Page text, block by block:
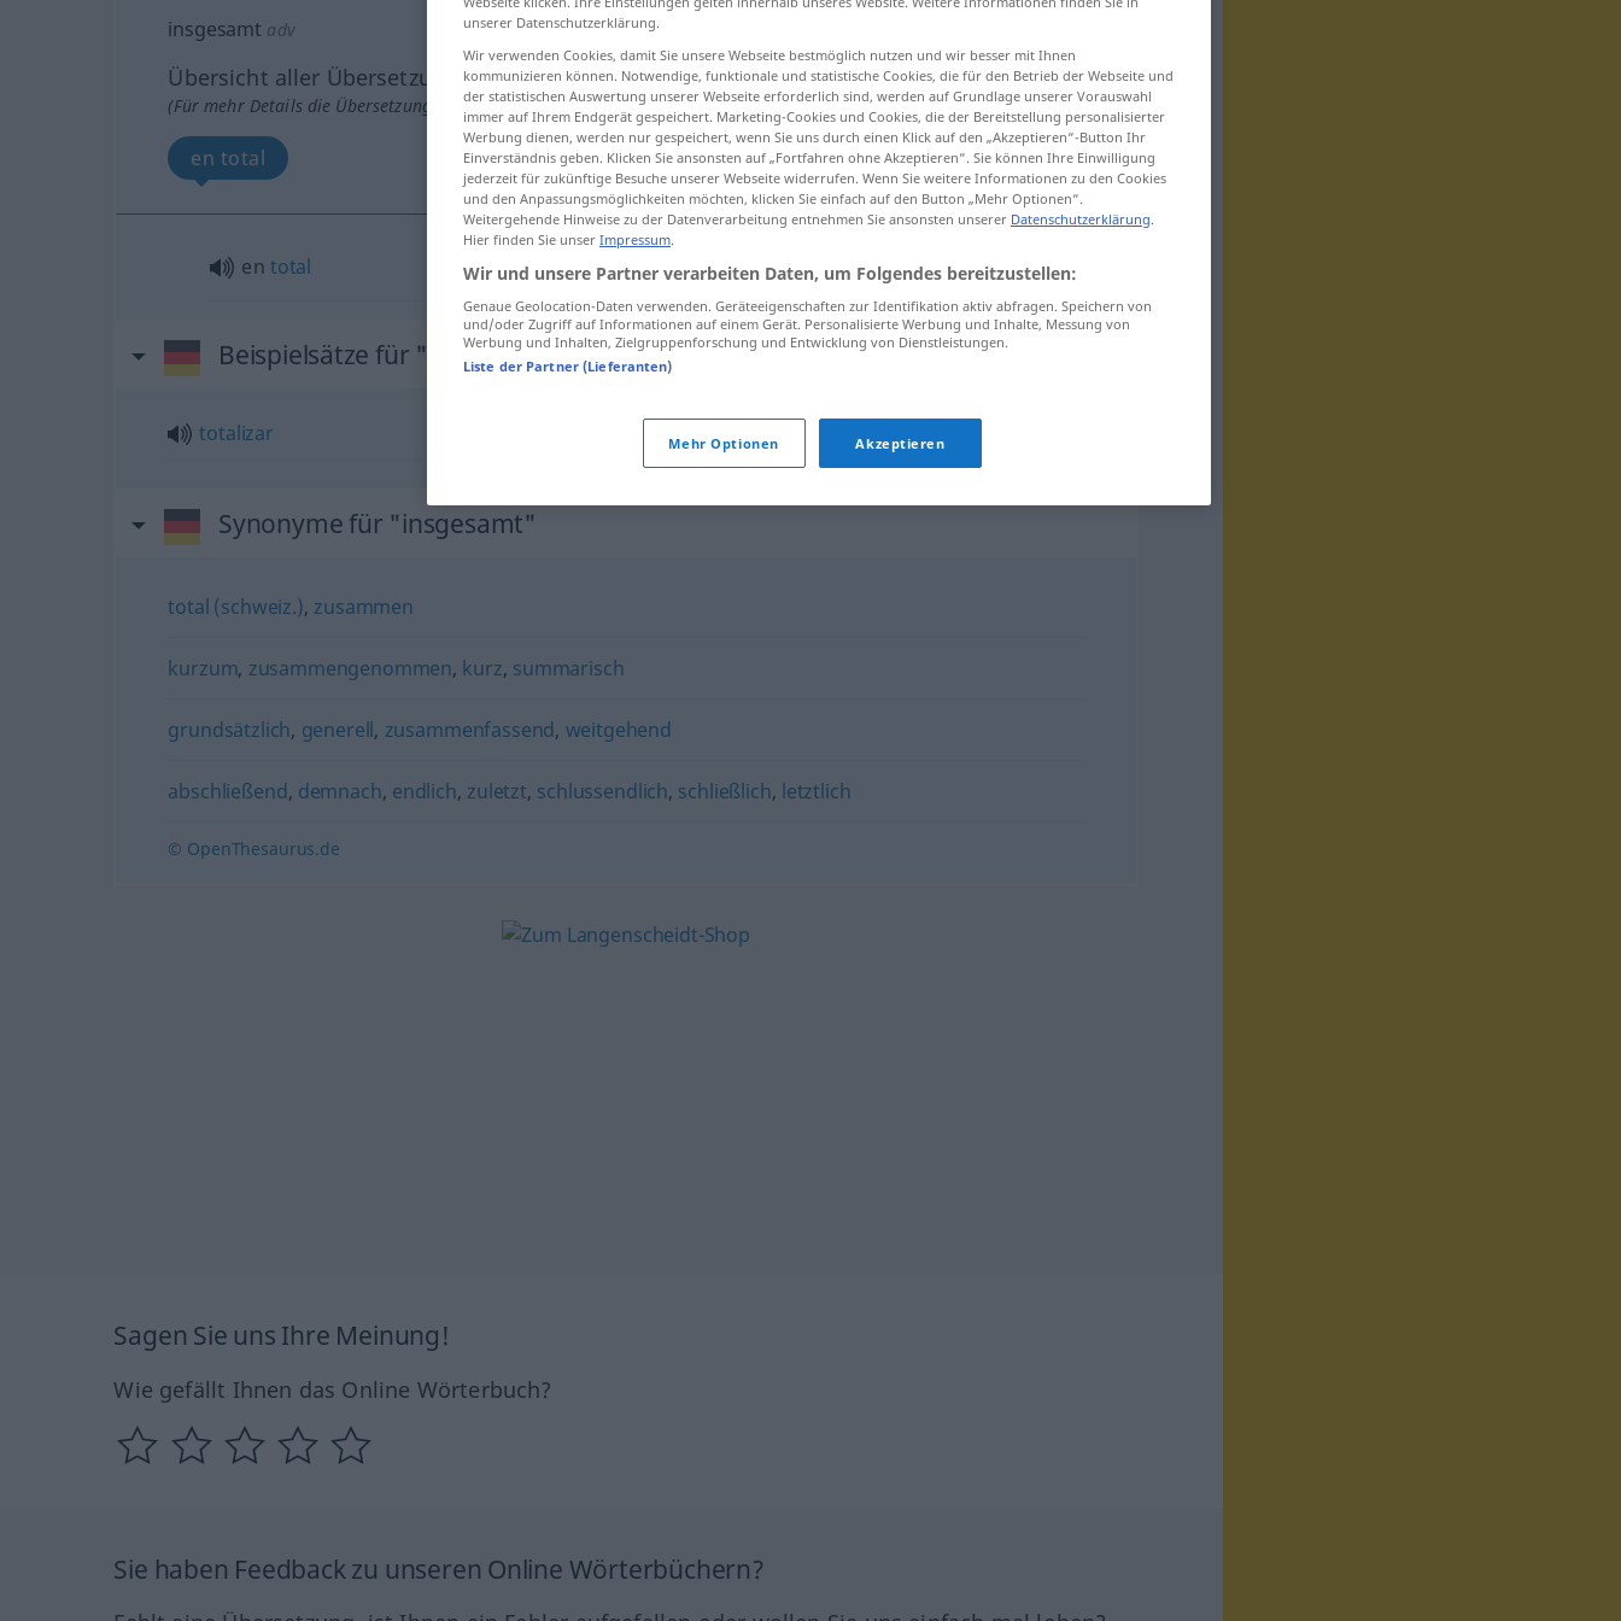
insgesamt adv
Übersicht aller Übersetzungen
(Für mehr Details die Übersetzung anklicken/antippen)
en total
en total insgesamt
Beispielsätze für "insgesamt"
totalizar insgesamt betragen
Synonyme für "insgesamt"
total (schweiz.), zusammen
kurzum, zusammengenommen, kurz, summarisch
grundsätzlich, generell, zusammenfassend, weitgehend
abschließend, demnach, endlich, zuletzt, schlussendlich, schließlich, letztlich
© OpenThesaurus.de
Sagen Sie uns Ihre Meinung!
Wie gefällt Ihnen das Online Wörterbuch?
Sie haben Feedback zu unseren Online Wörterbüchern?
unserer Datenschutzerklärung.
Wir verwenden Cookies, damit Sie unsere Webseite bestmöglich nutzen und wir besser mit Ihnen
kommunizieren können. Notwendige, funktionale und statistische Cookies, die für den Betrieb der Webseite und
der statistischen Auswertung unserer Webseite erforderlich sind, werden auf Grundlage unserer Vorauswahl
immer auf Ihrem Endgerät gespeichert. Marketing-Cookies und Cookies, die der Bereitstellung personalisierter
Werbung dienen, werden nur gespeichert, wenn Sie uns durch einen Klick auf den „Akzeptieren“-Button Ihr
Einverständnis geben. Klicken Sie ansonsten auf „Fortfahren ohne Akzeptieren“. Sie können Ihre Einwilligung
jederzeit für zukünftige Besuche unserer Webseite widerrufen. Wenn Sie weitere Informationen zu den Cookies
und den Anpassungsmöglichkeiten möchten, klicken Sie einfach auf den Button „Mehr Optionen“.
Weitergehende Hinweise zu der Datenverarbeitung entnehmen Sie ansonsten unserer Datenschutzerklärung.
Hier finden Sie unser Impressum.
Wir und unsere Partner verarbeiten Daten, um Folgendes bereitzustellen:
Genaue Geolocation-Daten verwenden. Geräteeigenschaften zur Identifikation aktiv abfragen. Speichern von
und/oder Zugriff auf Informationen auf einem Gerät. Personalisierte Werbung und Inhalte, Messung von
Werbung und Inhalten, Zielgruppenforschung und Entwicklung von Dienstleistungen.
Liste der Partner (Lieferanten)
Mehr Optionen Akzeptieren